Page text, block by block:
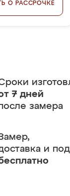
О РАССРОЧКЕ
7 дней
замера
и